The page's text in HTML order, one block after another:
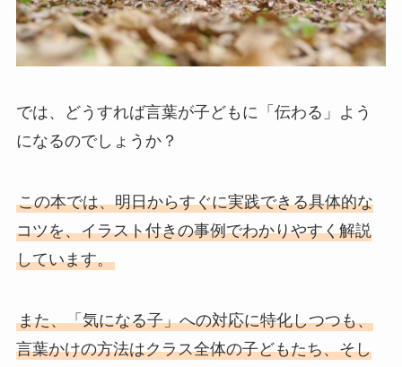
では、どうすれば言葉が子どもに「伝わる」よう
になるのでしょうか？
この本では、明日からすぐに実践できる具体的な
コツを、イラスト付きの事例でわかりやすく解説
しています。
また、「気になる子」への対応に特化しつつも、
言葉かけの方法はクラス全体の子どもたち、そし